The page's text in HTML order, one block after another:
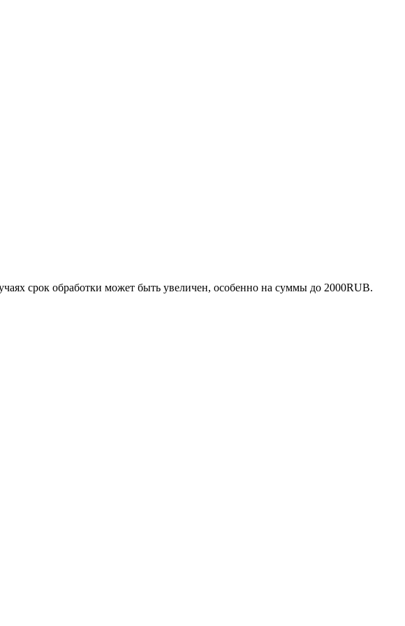
срок обработки может быть увеличен, особенно на суммы до 2000RUB.